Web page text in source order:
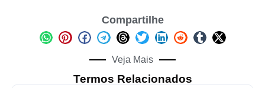
Compartilhe
Veja Mais
Termos Relacionados